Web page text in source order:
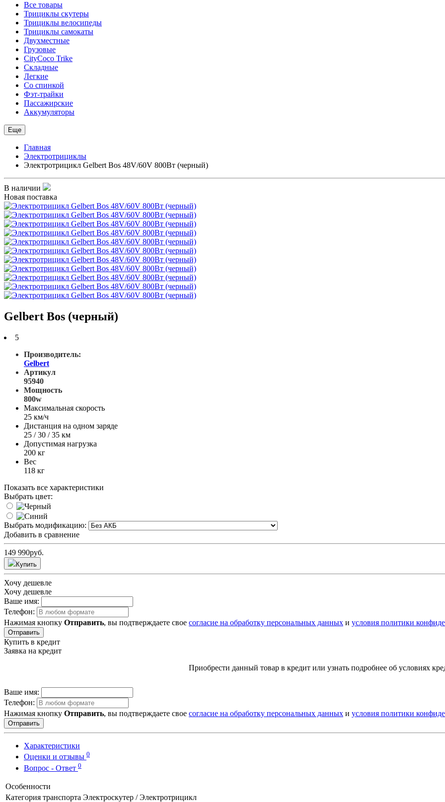
Все товары
Трициклы скутеры
Трициклы велосипеды
Трициклы самокаты
Двухместные
Грузовые
CityCoco Trike
Складные
Легкие
Со спинкой
Фэт-трайки
Пассажирские
Аккумуляторы
Еще
Главная
Электротрициклы
Электротрицикл Gelbert Bos 48V/60V 800Вт (черный)
В наличии
Новая поставка
Gelbert Bos (черный)
5
Производитель:
Gelbert
Артикул
95940
Мощность
800w
Максимальная скорость
25 км/ч
Дистанция на одном заряде
25 / 30 / 35 км
Допустимая нагрузка
200 кг
Вес
118 кг
Показать все характеристики
Выбрать цвет:
Выбрать модификацию:
Добавить в сравнение
149 990руб.
Купить
Хочу дешевле
Хочу дешевле
Ваше имя:
Телефон:
Нажимая кнопку Отправить, вы подтверждаете свое согласие на обработку персональных данных и условия политики
Отправить
Купить в кредит
Заявка на кредит
Приобрести данный товар в кредит или узнать подробнее об условиях
Ваше имя:
Телефон:
Нажимая кнопку Отправить, вы подтверждаете свое согласие на обработку персональных данных и условия политики
Отправить
Характеристики
Оценки и отзывы 0
Вопрос - Ответ 0
Особенности
Категория транспорта Электроскутер / Электротрицикл